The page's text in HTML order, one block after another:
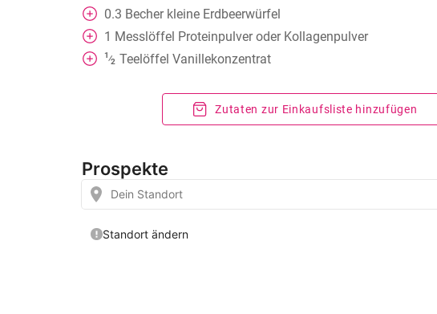
0.3 Becher kleine Erdbeerwürfel
1 Messlöffel Proteinpulver oder Kollagenpulver
1⁄2 Teelöffel Vanillekonzentrat
Zutaten zur Einkaufsliste hinzufügen